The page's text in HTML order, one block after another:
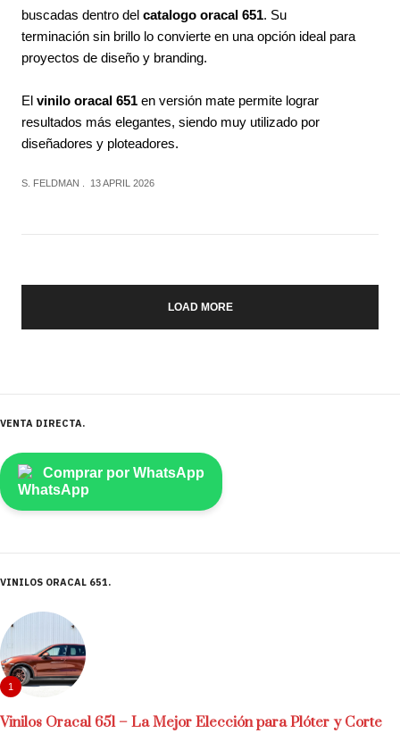
buscadas dentro del catalogo oracal 651. Su
terminación sin brillo lo convierte en una opción ideal para
proyectos de diseño y branding.
El vinilo oracal 651 en versión mate permite lograr
resultados más elegantes, siendo muy utilizado por
diseñadores y ploteadores.
S. FELDMAN 13 APRIL 2026
LOAD MORE
VENTA DIRECTA
Comprar por WhatsApp
VINILOS ORACAL 651
1
Vinilos Oracal 651 – La Mejor Elección para Plóter y Corte